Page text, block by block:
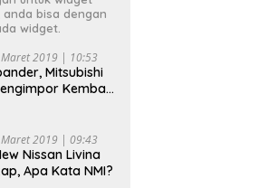
bisa dengan
widget.
Maret 2019 | 10:53
Mitsubishi
Kembali
Maret 2019 | 09:43
Nissan Livina
Apa Kata NMI?